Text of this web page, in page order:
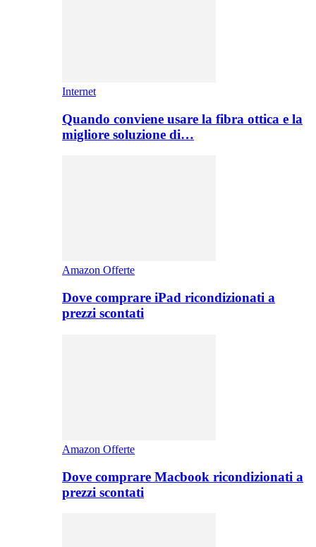
Internet
Quando conviene usare la fibra ottica e la
migliore soluzione di…
Amazon Offerte
Dove comprare iPad ricondizionati a
prezzi scontati
Amazon Offerte
Dove comprare Macbook ricondizionati a
prezzi scontati